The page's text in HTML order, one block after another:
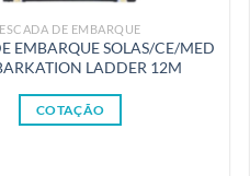
ESCADA DE EMBARQUE
EMBARQUE SOLAS/CE/MED
LADDER 12M
COTAÇÃO